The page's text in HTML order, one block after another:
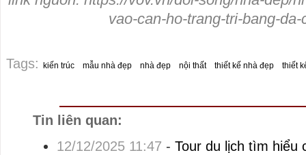
vao-can-ho-trang-tri-bang-
Tags: kiến trúc mẫu nhà đẹp nhà đẹp nội thất thiết kế nhà đẹp thiết
Tin liên quan:
12/12/2025 11:47 - Tour du lịch tìm hiểu